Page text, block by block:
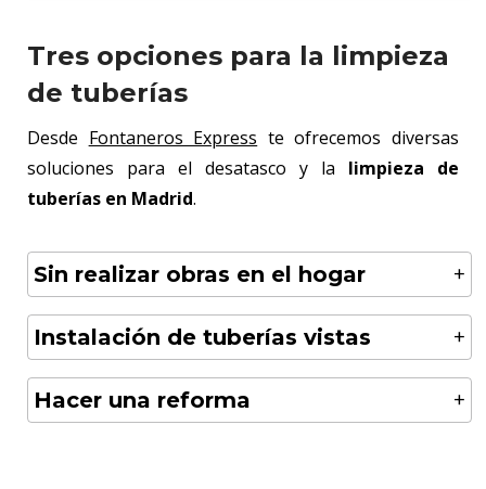
Tres opciones para la limpieza
de tuberías
Desde Fontaneros Express te ofrecemos diversas
soluciones para el desatasco y la limpieza de
tuberías en Madrid.
Sin realizar obras en el hogar
Instalación de tuberías vistas
Hacer una reforma